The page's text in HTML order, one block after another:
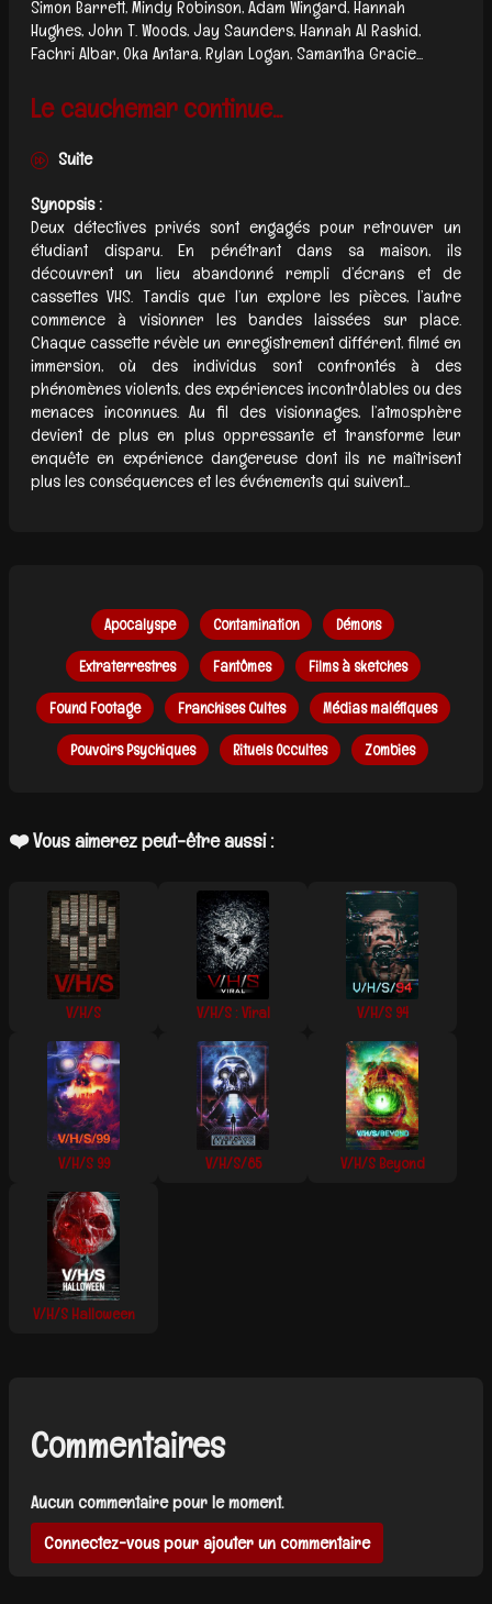
Simon Barrett, Mindy Robinson, Adam Wingard, Hannah
Hughes, John T. Woods, Jay Saunders, Hannah Al Rashid,
Fachri Albar, Oka Antara, Rylan Logan, Samantha Gracie...
Le cauchemar continue...
Suite
Synopsis :
Deux détectives privés sont engagés pour retrouver un
étudiant disparu. En pénétrant dans sa maison, ils
découvrent un lieu abandonné rempli d’écrans et de
cassettes VHS. Tandis que l’un explore les pièces, l’autre
commence à visionner les bandes laissées sur place.
Chaque cassette révèle un enregistrement différent, filmé en
immersion, où des individus sont confrontés à des
phénomènes violents, des expériences incontrôlables ou des
menaces inconnues. Au fil des visionnages, l’atmosphère
devient de plus en plus oppressante et transforme leur
enquête en expérience dangereuse dont ils ne maîtrisent
plus les conséquences et les événements qui suivent...
Apocalyspe Contamination Démons
Extraterrestres Fantômes Films à sketches
Found Footage Franchises Cultes Médias maléfiques
Pouvoirs Psychiques Rituels Occultes Zombies
❤️ Vous aimerez peut-être aussi :
V/H/S V/H/S : Viral V/H/S 94
V/H/S 99 V/H/S/85 V/H/S Beyond
V/H/S Halloween
Commentaires
Aucun commentaire pour le moment.
Connectez-vous pour ajouter un commentaire